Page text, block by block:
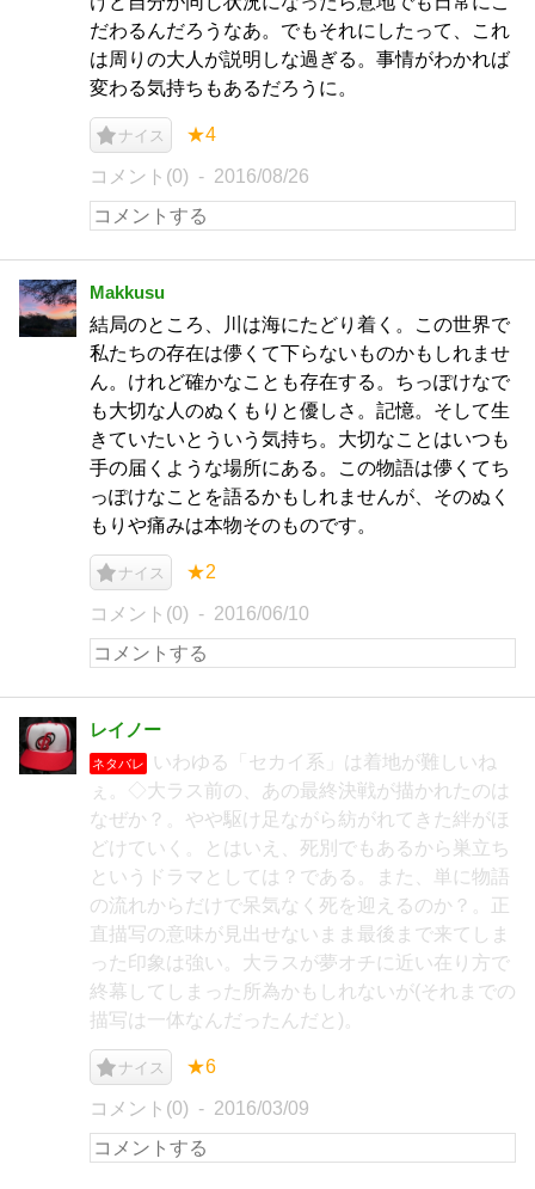
だわるんだろうなあ。でもそれにしたって、これ
は周りの大人が説明しな過ぎる。事情がわかれば
変わる気持ちもあるだろうに。
ナイス ★4
コメント(0) 2016/08/26
Makkusu
結局のところ、川は海にたどり着く。この世界で
私たちの存在は儚くて下らないものかもしれませ
ん。けれど確かなことも存在する。ちっぽけなで
も大切な人のぬくもりと優しさ。記憶。そして生
きていたいとういう気持ち。大切なことはいつも
手の届くような場所にある。この物語は儚くてち
っぽけなことを語るかもしれませんが、そのぬく
もりや痛みは本物そのものです。
ナイス ★2
コメント(0) 2016/06/10
レイノー
ネタバレ
いわゆる「セカイ系」は着地が難しいね
ぇ。◇大ラス前の、あの最終決戦が描かれたのは
なぜか？。やや駆け足ながら紡がれてきた絆がほ
どけていく。とはいえ、死別でもあるから巣立ち
というドラマとしては？である。また、単に物語
の流れからだけで呆気なく死を迎えるのか？。正
直描写の意味が見出せないまま最後まで来てしま
った印象は強い。大ラスが夢オチに近い在り方で
終幕してしまった所為かもしれないが(それまでの
描写は一体なんだったんだと)。
ナイス ★6
コメント(0) 2016/03/09